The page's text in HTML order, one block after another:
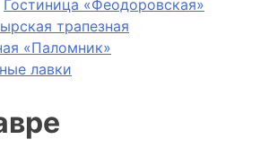
Гостиница «Феодоровская»
трапезная
«Паломник»
лавки